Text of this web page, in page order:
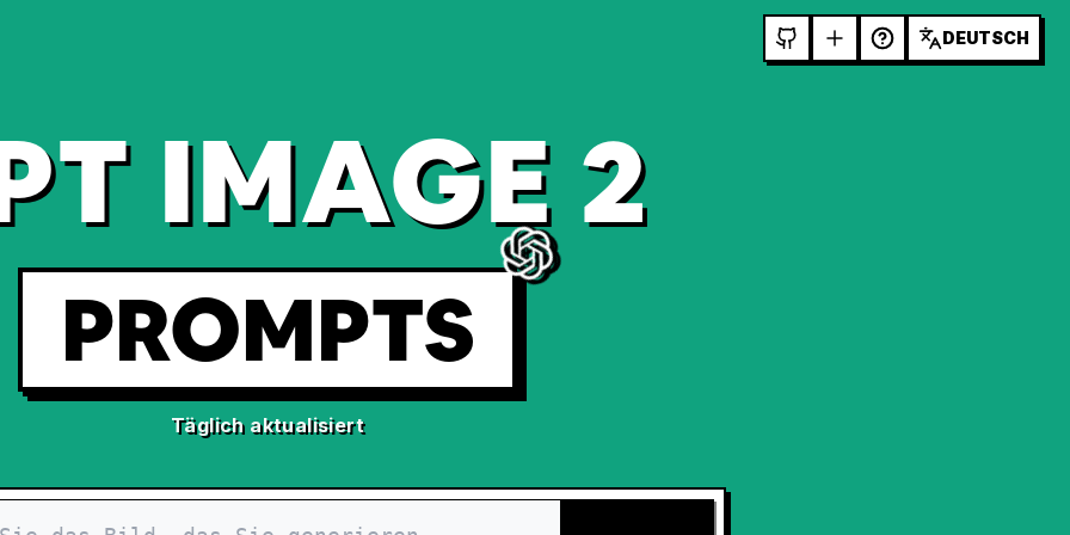
DEUTSCH
IMAGE 2
PROMPTS
Täglich aktualisiert